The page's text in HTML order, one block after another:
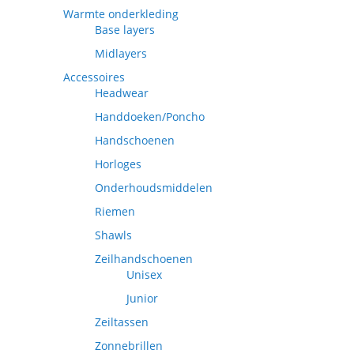
Warmte onderkleding
Base layers
Midlayers
Accessoires
Headwear
Handdoeken/Poncho
Handschoenen
Horloges
Onderhoudsmiddelen
Riemen
Shawls
Zeilhandschoenen
Unisex
Junior
Zeiltassen
Zonnebrillen